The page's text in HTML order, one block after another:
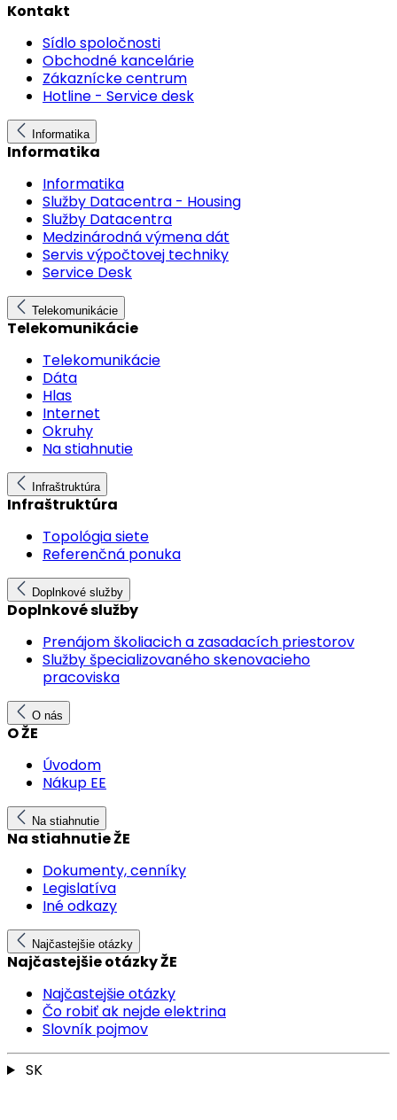
Kontakt
Sídlo spoločnosti
Obchodné kancelárie
Zákaznícke centrum
Hotline - Service desk
Informatika
Informatika
Informatika
Služby Datacentra - Housing
Služby Datacentra
Medzinárodná výmena dát
Servis výpočtovej techniky
Service Desk
Telekomunikácie
Telekomunikácie
Telekomunikácie
Dáta
Hlas
Internet
Okruhy
Na stiahnutie
Infraštruktúra
Infraštruktúra
Topológia siete
Referenčná ponuka
Doplnkové služby
Doplnkové služby
Prenájom školiacich a zasadacích priestorov
Služby špecializovaného skenovacieho
pracoviska
O nás
O ŽE
Úvodom
Nákup EE
Na stiahnutie
Na stiahnutie ŽE
Dokumenty, cenníky
Legislatíva
Iné odkazy
Najčastejšie otázky
Najčastejšie otázky ŽE
Najčastejšie otázky
Čo robiť ak nejde elektrina
Slovník pojmov
SK